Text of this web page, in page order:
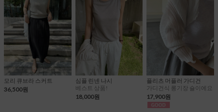
모리 큐브라 스커트
36,500원
심플 린넨 나시
베스트 상품!
18,000원
플리츠 머플러 가디건
가디건식 롱기장 숄이에요
17,900원